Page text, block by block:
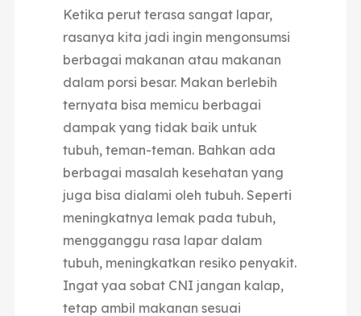
Ketika perut terasa sangat lapar,
rasanya kita jadi ingin mengonsumsi
berbagai makanan atau makanan
dalam porsi besar. Makan berlebih
ternyata bisa memicu berbagai
dampakyang tidak baik untuk
tubuh, teman-teman. Bahkan ada
berbagai masalah kesehatan yang
juga bisa dialami oleh tubuh. Seperti
meningkatnya lemak pada tubuh,
mengganggu rasa lapar dalam
tubuh, meningkatkan resiko penyakit.
Ingat yaa sobat CNI jangan kalap,
tetap ambil makanan sesuai